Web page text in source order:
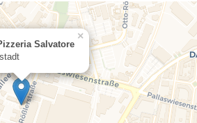
Salvatore
×